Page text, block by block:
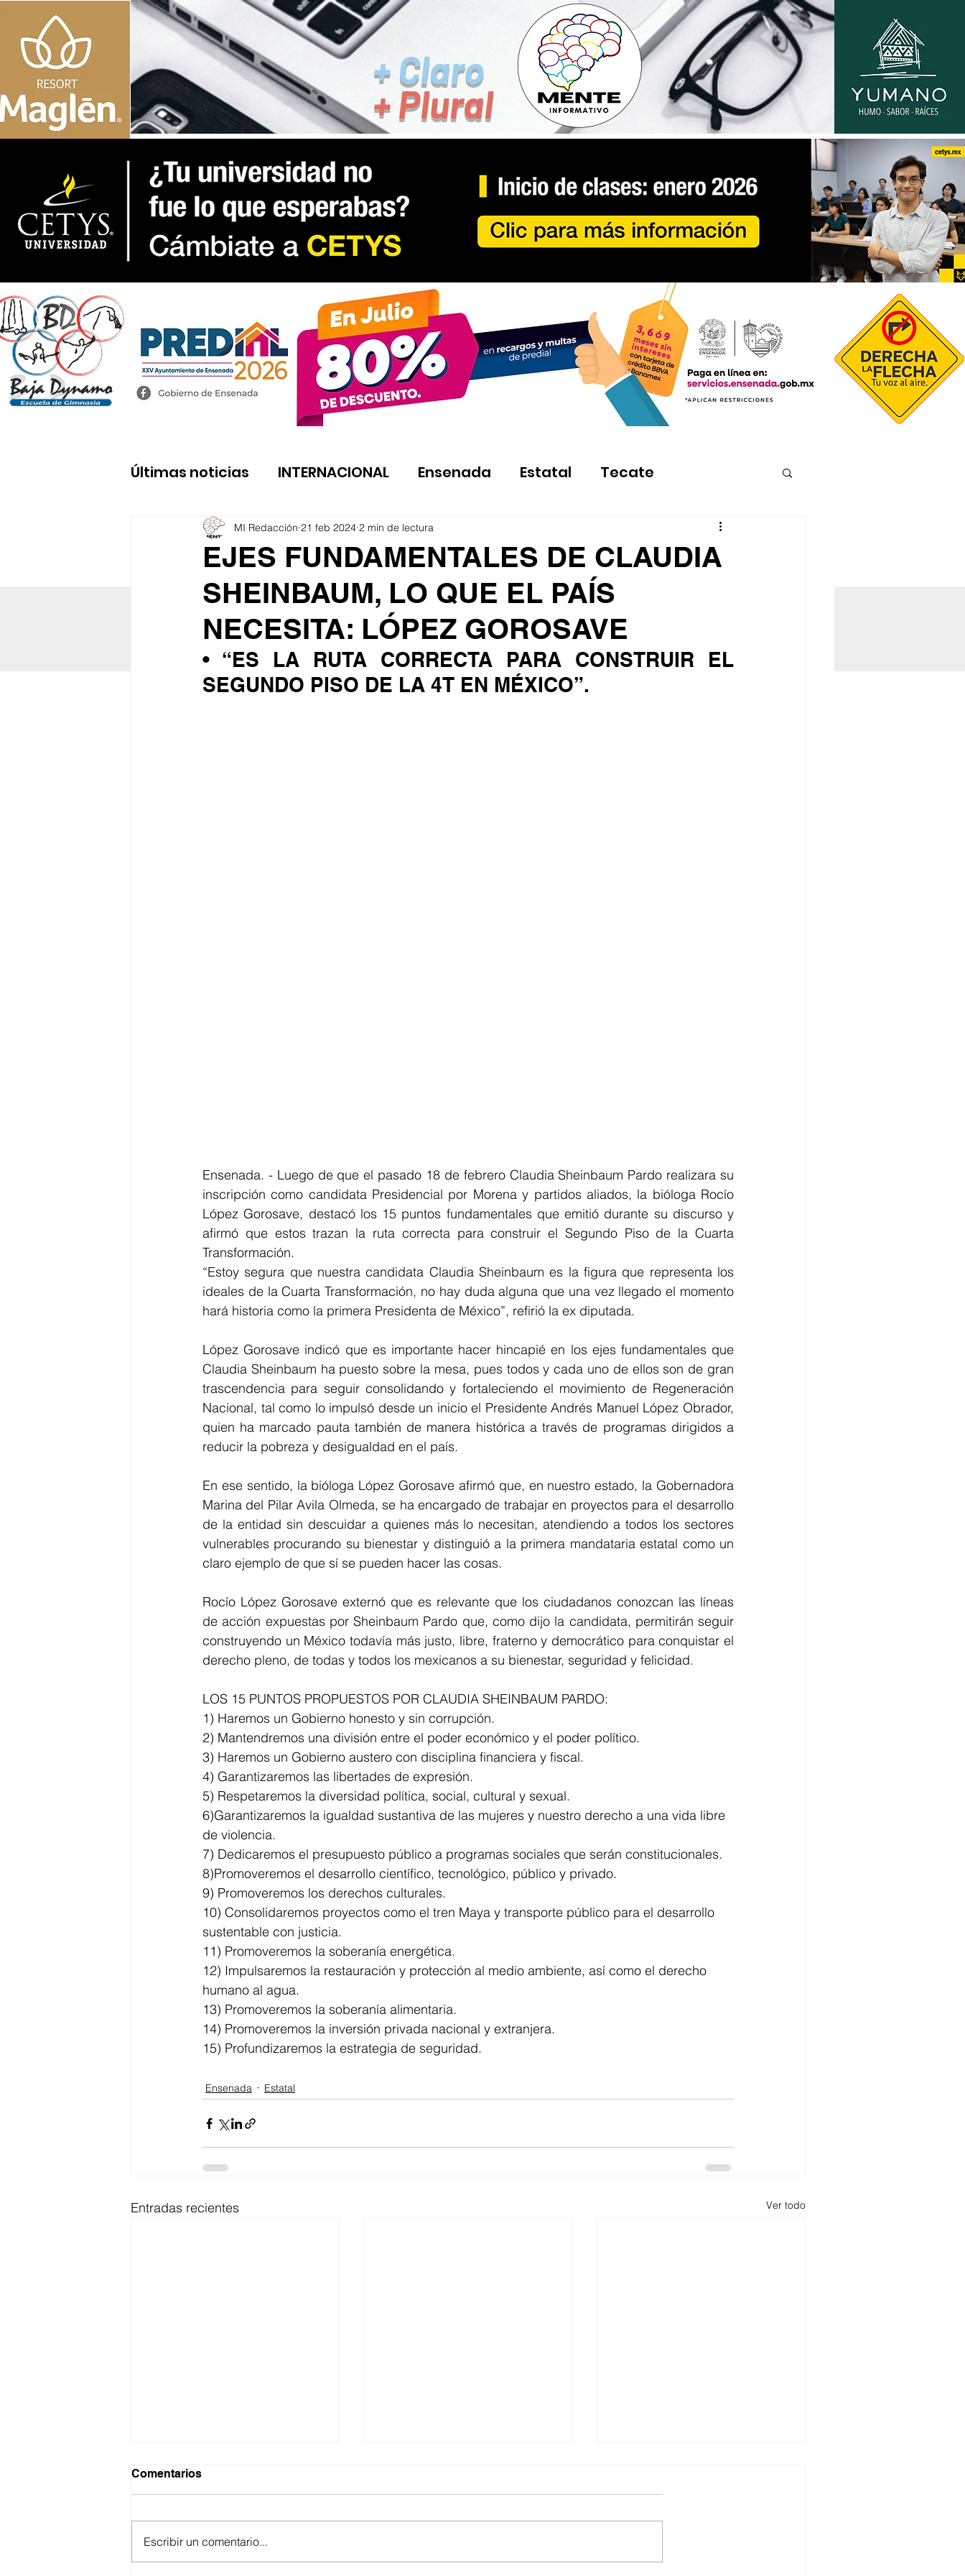
+ Claro
+ Plural
Últimas noticias INTERNACIONAL Ensenada Estatal Tecate
EJES FUNDAMENTALES DE CLAUDIA
SHEINBAUM, LO QUE EL PAÍS
NECESITA: LÓPEZ GOROSAVE
MI Redacción 21 feb 2024 2 min de lectura
• “ES LA RUTA CORRECTA PARA CONSTRUIR EL
SEGUNDO PISO DE LA 4T EN MÉXICO”.
Ensenada. - Luego de que el pasado 18 de febrero Claudia Sheinbaum Pardo realizara su
inscripción como candidata Presidencial por Morena y partidos aliados, la bióloga Rocío
López Gorosave, destacó los 15 puntos fundamentales que emitió durante su discurso y
afirmó que estos trazan la ruta correcta para construir el Segundo Piso de la Cuarta
Transformación.
“Estoy segura que nuestra candidata Claudia Sheinbaum es la figura que representa los
ideales de la Cuarta Transformación, no hay duda alguna que una vez llegado el momento
hará historia como la primera Presidenta de México”, refirió la ex diputada.
López Gorosave indicó que es importante hacer hincapié en los ejes fundamentales que
Claudia Sheinbaum ha puesto sobre la mesa, pues todos y cada uno de ellos son de gran
trascendencia para seguir consolidando y fortaleciendo el movimiento de Regeneración
Nacional, tal como lo impulsó desde un inicio el Presidente Andrés Manuel López Obrador,
quien ha marcado pauta también de manera histórica a través de programas dirigidos a
reducir la pobreza y desigualdad en el país.
En ese sentido, la bióloga López Gorosave afirmó que, en nuestro estado, la Gobernadora
Marina del Pilar Avila Olmeda, se ha encargado de trabajar en proyectos para el desarrollo
de la entidad sin descuidar a quienes más lo necesitan, atendiendo a todos los sectores
vulnerables procurando su bienestar y distinguió a la primera mandataria estatal como un
claro ejemplo de que sí se pueden hacer las cosas.
Rocío López Gorosave externó que es relevante que los ciudadanos conozcan las líneas
de acción expuestas por Sheinbaum Pardo que, como dijo la candidata, permitirán seguir
construyendo un México todavía más justo, libre, fraterno y democrático para conquistar el
derecho pleno, de todas y todos los mexicanos a su bienestar, seguridad y felicidad.
LOS 15 PUNTOS PROPUESTOS POR CLAUDIA SHEINBAUM PARDO:
1) Haremos un Gobierno honesto y sin corrupción.
2) Mantendremos una división entre el poder económico y el poder político.
3) Haremos un Gobierno austero con disciplina financiera y fiscal.
4) Garantizaremos las libertades de expresión.
5) Respetaremos la diversidad política, social, cultural y sexual.
6)Garantizaremos la igualdad sustantiva de las mujeres y nuestro derecho a una vida libre
de violencia.
7) Dedicaremos el presupuesto público a programas sociales que serán constitucionales.
8)Promoveremos el desarrollo científico, tecnológico, público y privado.
9) Promoveremos los derechos culturales.
10) Consolidaremos proyectos como el tren Maya y transporte público para el desarrollo
sustentable con justicia.
11) Promoveremos la soberanía energética.
12) Impulsaremos la restauración y protección al medio ambiente, así como el derecho
humano al agua.
13) Promoveremos la soberanía alimentaria.
14) Promoveremos la inversión privada nacional y extranjera.
15) Profundizaremos la estrategia de seguridad.
Ensenada Estatal
Entradas recientes Ver todo
Comentarios
Escribir un comentario...